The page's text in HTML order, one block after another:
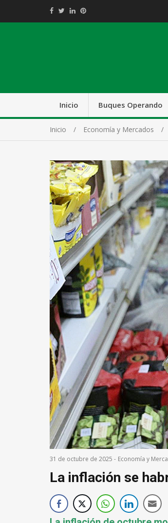
Inicio Buques Operando
Inicio Economía y Mercados
31 de octubre de 2025 - Economía y
La inflación se